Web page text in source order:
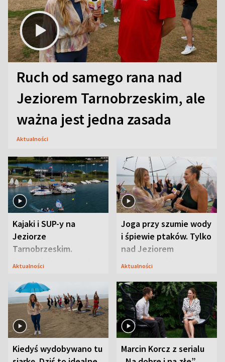
Ruch od samego rana nad
Jeziorem Tarnobrzeskim, ale
ważna jest jedna zasada
Aktualności
Kajaki i SUP-y na
Jeziorze
Tarnobrzeskim.
Przyrodnicy zwracają
Aktualności
Joga przy szumie wody
i śpiewie ptaków. Tylko
nad Jeziorem
Tarnobrzeskim
Aktualności
Kiedyś wydobywano tu
Marcin Korcz z serialu